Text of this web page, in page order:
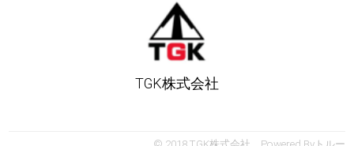
TGK株式会社
© 2018 TGK株式会社 Powered Byトルー